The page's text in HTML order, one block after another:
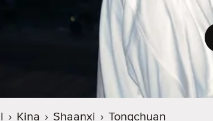
› Kina › Shaanxi › Tongchuan